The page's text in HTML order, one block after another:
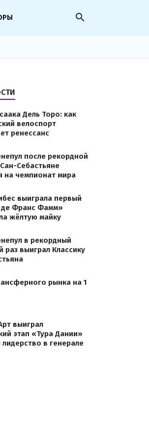
search
Дель Торо: как
велоспорт
ренессанс
после рекордной
Себастьяне
на чемпионат мира
выиграла первый
де Франс Фамм»
жёлтую майку
в рекордный
раз выиграл Классику
рынка на 1
выиграл
этап «Тура Дании»
лидерство в генерале